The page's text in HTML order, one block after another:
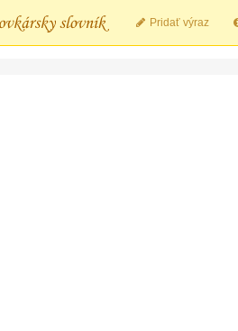
Pridať výraz